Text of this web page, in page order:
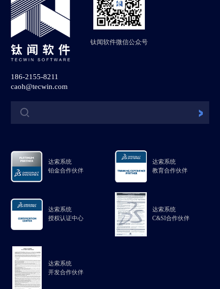
钛闻软件微信公众号
186-2155-8211
caoh@tecwin.com
达索系统
铂金合作伙伴
达索系统
教育合作伙伴
达索系统
授权认证中心
达索系统
C&SI合作伙伴
达索系统
开发合作伙伴